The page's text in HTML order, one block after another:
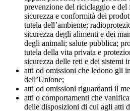
prevenzione del riciclaggio e
sicurezza e conformità dei
tutela dell’ambiente;
sicurezza degli alimenti e dei
degli animali; salute pubblica;
tutela della vita privata e
sicurezza delle reti e dei sistemi
atti od omissioni che ledono gli
dell’Unione;
atti od omissioni riguardanti il
atti o comportamenti che
delle disposizioni di cui agli atti